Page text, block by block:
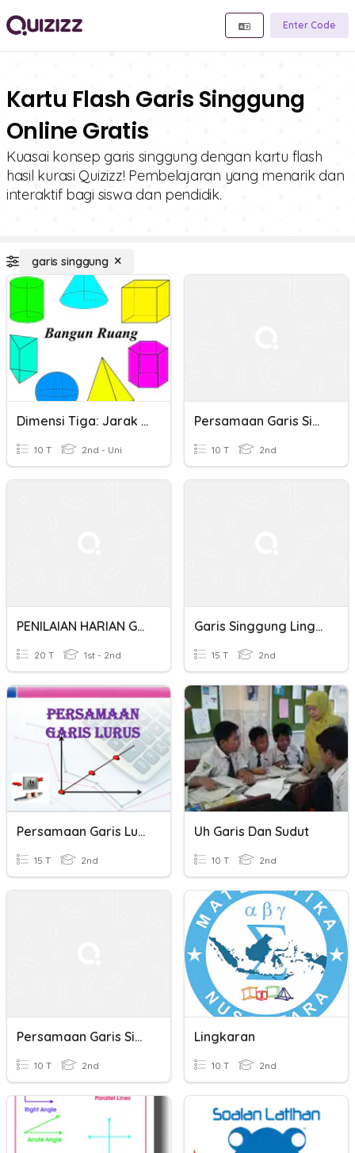
Enter Code
Kartu Flash Garis Singgung
Online Gratis
Kuasai konsep garis singgung dengan kartu flash
hasil kurasi Quizizz! Pembelajaran yang menarik dan
interaktif bagi siswa dan pendidik.
garis singgung
Dimensi Tiga: Jarak Titik, Garis, Dan Bidang
10 T 2nd - Uni
Persamaan Garis Singgung Lingkaran
10 T 2nd
PENILAIAN HARIAN GARIS SINGGUNG LINGKARAN
20 T 1st - 2nd
Garis Singgung Lingkaran
15 T 2nd
Persamaan Garis Lurus
15 T 2nd
Uh Garis Dan Sudut
10 T 2nd
Persamaan Garis Singgung Lingkaran Bagian 1
10 T 2nd
Lingkaran
10 T 2nd